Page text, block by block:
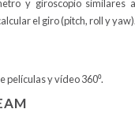
y giroscopio similares
el giro (pitch, roll y yaw).
películas y vídeo 360⁰.